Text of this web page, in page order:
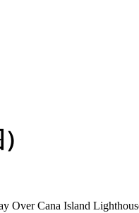
Over Cana Island